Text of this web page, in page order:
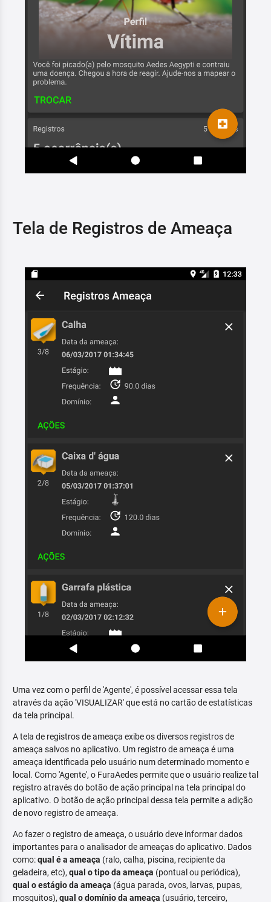
Tela de Registros de Ameaça
Uma vez com o perfil de 'Agente', é possível acessar essa tela
através da ação 'VISUALIZAR' que está no cartão de estatísticas
da tela principal.
A tela de registros de ameaça exibe os diversos registros de
ameaça salvos no aplicativo. Um registro de ameaça é uma
ameaça identificada pelo usuário num determinado momento e
local. Como 'Agente', o FuraAedes permite que o usuário realize tal
registro através do botão de ação principal na tela principal do
aplicativo. O botão de ação principal dessa tela permite a adição
de novo registro de ameaça.
Ao fazer o registro de ameaça, o usuário deve informar dados
importantes para o analisador de ameaças do aplicativo. Dados
como:qual é a ameaça (ralo, calha, piscina, recipiente da
geladeira, etc), qual o tipo da ameaça (pontual ou periódica),
qual o estágio da ameaça (água parada, ovos, larvas, pupas,
mosquitos), qual o domínio da ameaça (usuário, terceiro,